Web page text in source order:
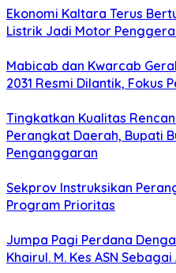
Ekonomi Kaltara Terus
Listrik Jadi Motor
Mabicab dan Kwarcab
2031 Resmi Dilantik, Fokus
Tingkatkan Kualitas
Perangkat Daerah, Bupati
Penganggaran
Sekprov Instruksikan
Program Prioritas
Jumpa Pagi Perdana
Khairul. M. Kes ASN